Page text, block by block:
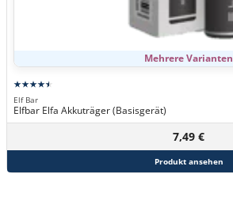
Mehrere Varianten
Elf Bar
Elfbar Elfa Akkuträger (Basisgerät)
7,49 €
Produkt ansehen